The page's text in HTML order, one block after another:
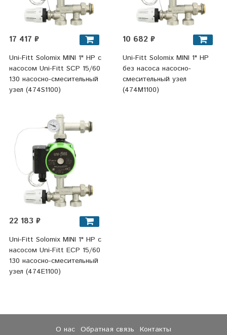
17 417 ₽
Uni-Fitt Solomix MINI 1" НР c
насосом Uni-Fitt SCP 15/60
130 насосно-смесительный
узел (474S1100)
10 682 ₽
Uni-Fitt Solomix MINI 1" НР
без насоса насосно-
смесительный узел
(474M1100)
22 183 ₽
Uni-Fitt Solomix MINI 1" НР с
насосом Uni-Fitt ECP 15/60
130 насосно-смесительный
узел (474E1100)
О нас Обратная связь Контакты